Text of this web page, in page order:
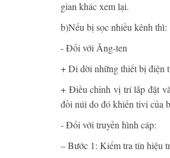
gian khác xem lại.
b)Nếu bị sọc nhiều kênh thì:
- Đối với Ăng-ten
+ Di dời những thiết bị điện
+ Điều chỉnh vị trí lắp đặt
đồi núi do đó khiến tivi của
- Đối với truyền hình cáp:
– Bước 1: Kiểm tra tín hiệu